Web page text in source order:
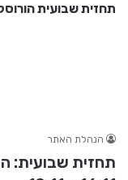
תחזית שבועית
הנהלת האתר
תחזית שבועית: